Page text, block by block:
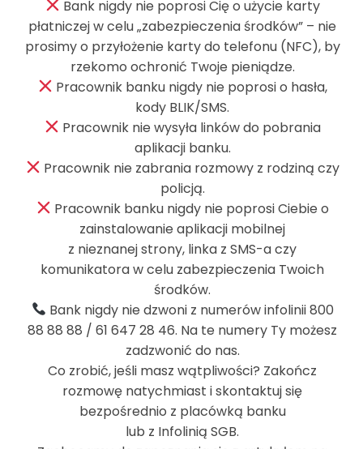
InoBank
Bank Spółdzielczy
w Inowrocławiu
88-100 Inowrocław
Bank nigdy nie poprosi Cię o użycie karty
płatniczej w celu „zabezpieczenia środków” – nie
prosimy o przyłożenie karty do telefonu (NFC), by
rzekomo ochronić Twoje pieniądze.
Pracownik banku nigdy nie poprosi o hasła,
kody BLIK/SMS.
Pracownik nie wysyła linków do pobrania
aplikacji banku.
Pracownik nie zabrania rozmowy z rodziną czy
policją.
Pracownik banku nigdy nie poprosi Ciebie o
zainstalowanie aplikacji mobilnej
z nieznanej strony, linka z SMS-a czy
komunikatora w celu zabezpieczenia Twoich
środków.
Bank nigdy nie dzwoni z numerów infolinii 800
88 88 88 / 61 647 28 46. Na te numery Ty możesz
zadzwonić do nas.
Co zrobić, jeśli masz wątpliwości? Zakończ
rozmowę natychmiast i skontaktuj się
bezpośrednio z placówką banku
lub z Infolinią SGB.